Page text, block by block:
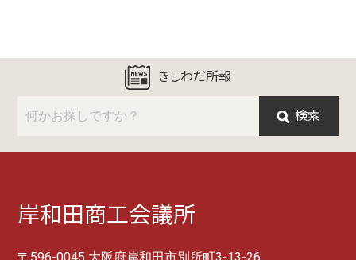
きしわだ所報
検索
岸和田商工会議所